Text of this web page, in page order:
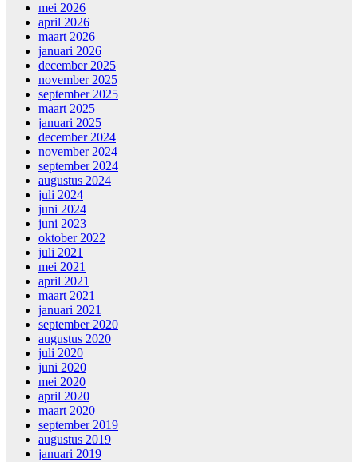
mei 2026
april 2026
maart 2026
januari 2026
december 2025
november 2025
september 2025
maart 2025
januari 2025
december 2024
november 2024
september 2024
augustus 2024
juli 2024
juni 2024
juni 2023
oktober 2022
juli 2021
mei 2021
april 2021
maart 2021
januari 2021
september 2020
augustus 2020
juli 2020
juni 2020
mei 2020
april 2020
maart 2020
september 2019
augustus 2019
januari 2019